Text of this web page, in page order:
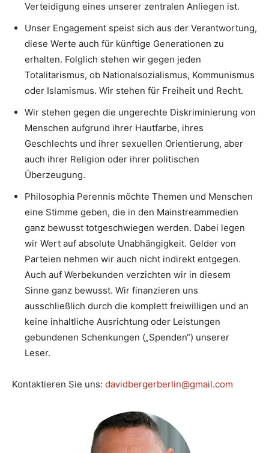
Verteidigung eines unserer zentralen Anliegen ist.
Unser Engagement speist sich aus der Verantwortung,
diese Werte auch für künftige Generationen zu
erhalten. Folglich stehen wir gegen jeden
Totalitarismus, ob Nationalsozialismus, Kommunismus
oder Islamismus. Wir stehen für Freiheit und Recht.
Wir stehen gegen die ungerechte Diskriminierung von
Menschen aufgrund ihrer Hautfarbe, ihres
Geschlechts und ihrer sexuellen Orientierung, aber
auch ihrer Religion oder ihrer politischen
Überzeugung.
Philosophia Perennis möchte Themen und Menschen
eine Stimme geben, die in den Mainstreammedien
ganz bewusst totgeschwiegen werden. Dabei legen
wir Wert auf absolute Unabhängigkeit. Gelder von
Parteien nehmen wir auch nicht indirekt entgegen.
Auch auf Werbekunden verzichten wir in diesem
Sinne ganz bewusst. Wir finanzieren uns
ausschließlich durch die komplett freiwilligen und an
keine inhaltliche Ausrichtung oder Leistungen
gebundenen Schenkungen („Spenden“) unserer
Leser.
Kontaktieren Sie uns: davidbergerberlin@gmail.com